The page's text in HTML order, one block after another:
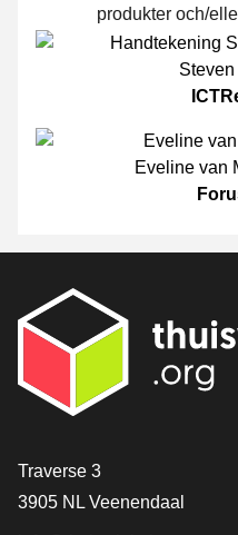
produkter och/
Eveline van
[_General:Contact]
Traverse 3
3905 NL Veenendaal